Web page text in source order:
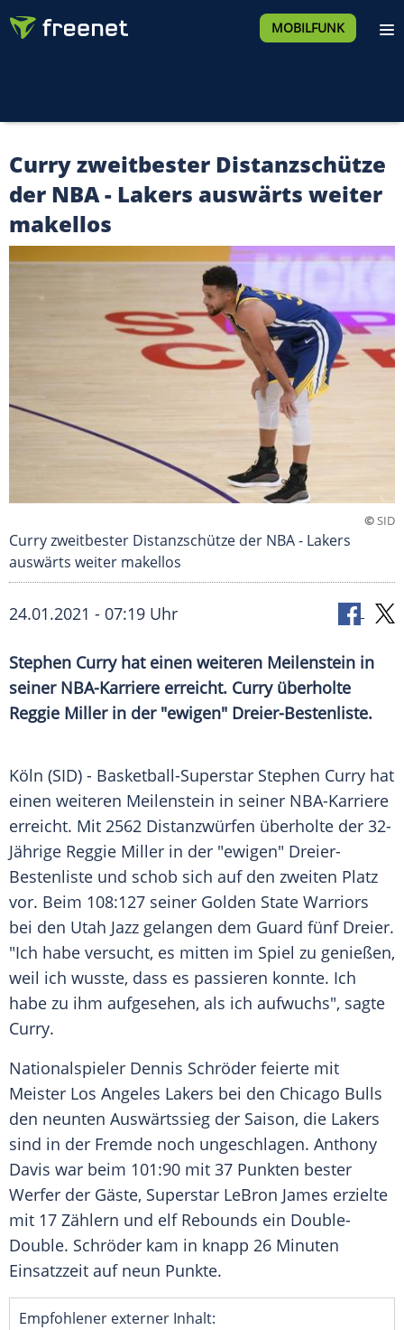
MOBILFUNK
Curry zweitbester Distanzschütze
der NBA - Lakers auswärts weiter
makellos
©SID
Curry zweitbester Distanzschütze der NBA - Lakers
auswärts weiter makellos
24.01.2021 - 07:19 Uhr
Stephen Curryhat einen weiteren Meilenstein in
seiner NBA-Karriere erreicht. Curryüberholte
Reggie Millerin der "ewigen" Dreier-Bestenliste.
Köln (SID) - Basketball-Superstar Stephen Curry hat
einen weiteren Meilenstein in seiner NBA-Karriere
erreicht. Mit 2562 Distanzwürfen überholte der 32-
Jährige Reggie Miller in der "ewigen" Dreier-
Bestenliste und schob sich auf den zweiten Platz
vor. Beim 108:127 seiner Golden State Warriors
bei den Utah Jazz gelangen dem Guard fünf Dreier.
"Ich habe versucht, es mitten im Spiel zu genießen,
weil ich wusste, dass es passieren konnte. Ich
habe zu ihm aufgesehen, als ich aufwuchs", sagte
Curry.
Nationalspieler Dennis Schröder feierte mit
Meister Los Angeles Lakers bei den Chicago Bulls
den neunten Auswärtssieg der Saison, die Lakers
sind in der Fremde noch ungeschlagen. Anthony
Davis war beim 101:90 mit 37 Punkten bester
Werfer der Gäste, Superstar LeBron James erzielte
mit 17 Zählern und elf Rebounds ein Double-
Double. Schröder kam in knapp 26 Minuten
Einsatzzeit auf neun Punkte.
Empfohlener externer Inhalt: